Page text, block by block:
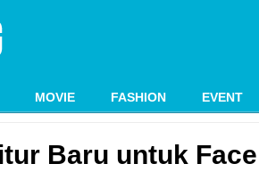
MOVIE FASHION EVENT
Baru untuk